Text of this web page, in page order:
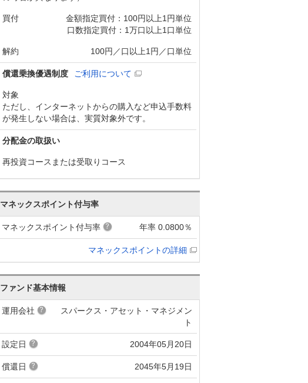
買付
金額指定買付：100円以上1円単位
口数指定買付：1万口以上1口単位
解約 100円／口以上1円／口単位
償還乗換優遇制度 ご利用について
対象
ただし、インターネットからの購入など申込手数料
が発生しない場合は、実質対象外です。
分配金の取扱い
再投資コースまたは受取りコース
マネックスポイント付与率
マネックスポイント付与率 年率 0.0800％
マネックスポイントの詳細
ファンド基本情報
運用会社
スパークス・アセット・マネジメン
ト
設定日 2004年05月20日
償還日 2045年5月19日